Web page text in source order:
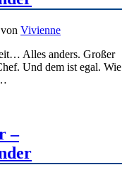
von Vivienne
Alles anders. Großer
Und dem ist egal. Wie
–